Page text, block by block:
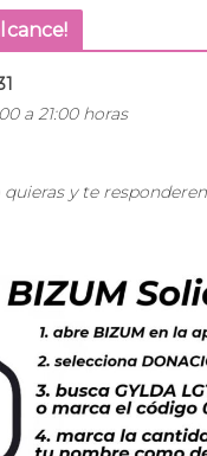
a 21:00 horas
y te